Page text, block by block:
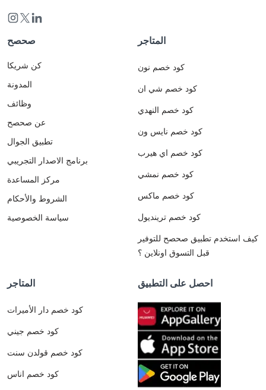
صحصح
كن شريكا
المدونة
وظائف
عن صحصح
تطبيق الجوال
برنامج الاصدار التجريبي
مركز المساعدة
الشروط والأحكام
سياسة الخصوصية
المتاجر
كود خصم نون
كود خصم شي ان
كود خصم النهدي
كود خصم نايس ون
كود خصم اي هيرب
كود خصم نمشي
كود خصم ماكس
كود خصم ترينديول
كيف استخدم تطبيق صحصح للتوفير
قبل التسوق اونلاين ؟
المتاجر
كود خصم دار الأميرات
كود خصم جيني
كود خصم قولدن سنت
كود خصم اناس
احصل على التطبيق